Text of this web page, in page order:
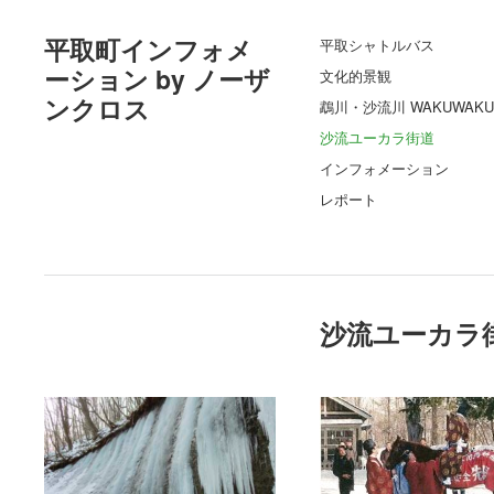
平取町インフォメ
ーション by ノーザ
ンクロス
平取シャトルバス
文化的景観
鵡川・沙流川 WAKUWAKU
沙流ユーカラ街道
インフォメーション
レポート
沙流ユーカラ